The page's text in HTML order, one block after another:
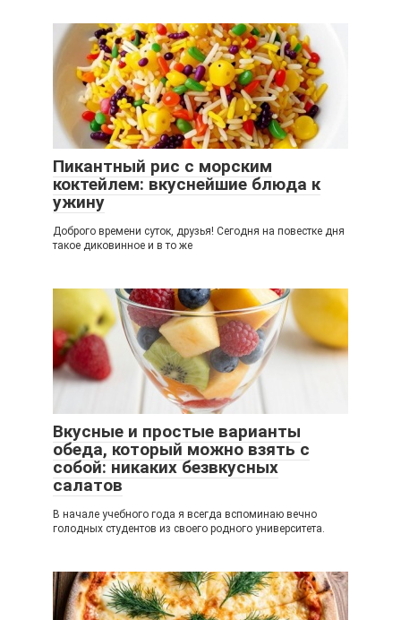
Пикантный рис с морским
коктейлем: вкуснейшие блюда к
ужину
Доброго времени суток, друзья! Сегодня на повестке дня
такое диковинное и в то же
Вкусные и простые варианты
обеда, который можно взять с
собой: никаких безвкусных
салатов
В начале учебного года я всегда вспоминаю вечно
голодных студентов из своего родного университета.